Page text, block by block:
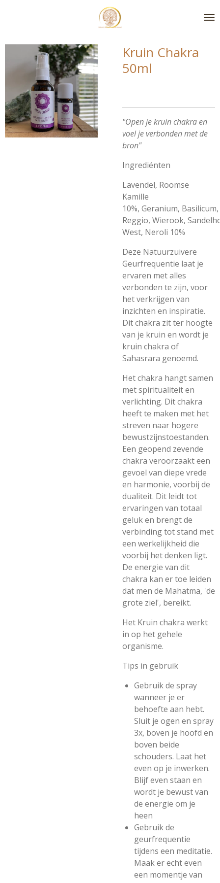
de
hoofdinhoud
Kruin Chakra
50ml
"Open je kruin chakra en
voel je verbonden met de
bron"
Ingrediënten
Lavendel, Roomse
Kamille
10%, Geranium, Basilicum,
Reggio, Wierook,
West, Neroli 10%
Deze Natuurzuivere
Geurfrequentie laat je
ervaren met alles
verbonden te zijn, voor
het verkrijgen van
inzichten en inspiratie.
Dit chakra zit ter hoogte
van je kruin en wordt je
kruin chakra of
Sahasrara genoemd.
Het chakra hangt samen
met spiritualiteit en
verlichting. Dit chakra
heeft te maken met het
streven naar hogere
bewustzijnstoestanden.
Een geopend zevende
chakra veroorzaakt een
gevoel van diepe vrede
en harmonie, voorbij de
dualiteit. Dit leidt tot
ervaringen van totaal
geluk en brengt de
verbinding tot stand met
een werkelijkheid die
voorbij het denken ligt.
De energie van dit
chakra kan er toe leiden
dat men de Mahatma, 'de
grote ziel', bereikt.
Het Kruin chakra werkt
in op het gehele
organisme.
Tips in gebruik
Gebruik de spray
wanneer je er
behoefte aan hebt.
Sluit je ogen en spray
3x, boven je hoofd en
boven beide
schouders. Laat het
even op je inwerken.
Blijf even staan en
wordt je bewust van
de energie om je
heen
Gebruik de
geurfrequentie
tijdens een meditatie.
Maak er echt even
een momentje van